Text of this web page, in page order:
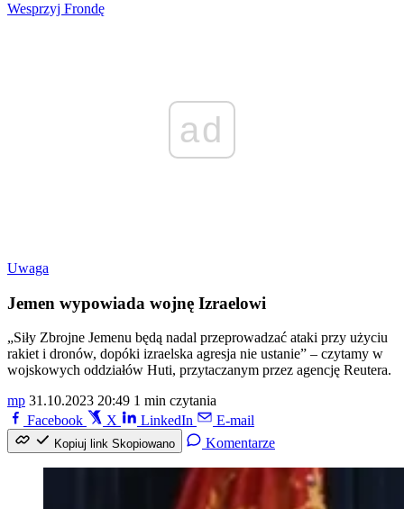
Wesprzyj Frondę
ad
Uwaga
Jemen wypowiada wojnę Izraelowi
„Siły Zbrojne Jemenu będą nadal przeprowadzać ataki przy użyciu
rakiet i dronów, dopóki izraelska agresja nie ustanie” – czytamy w
wojskowych oddziałów Huti, przytaczanym przez agencję Reutera.
mp 31.10.2023 20:49 1 min czytania
Facebook
X LinkedIn E-mail
Kopiuj link Skopiowano Komentarze